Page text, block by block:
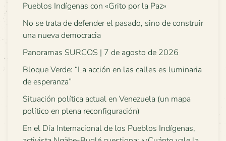
Pueblos Indígenas con «Grito por la Paz»
No se trata de defender el pasado, sino de construir
una nueva democracia
Panoramas SURCOS | 7 de agosto de 2026
Bloque Verde: “La acción en las calles es luminaria
de esperanza”
Situación política actual en Venezuela (un mapa
político en plena reconfiguración)
En el Día Internacional de los Pueblos Indígenas,